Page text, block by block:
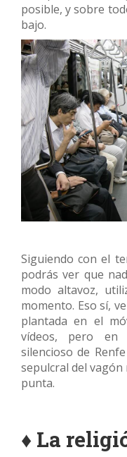
posible, y sobre
bajo.
Siguiendo con el
podrás ver que
modo altavoz,
momento. Eso sí,
plantada en el
vídeos, pero en
silencioso de
sepulcral del
punta.
♦ La